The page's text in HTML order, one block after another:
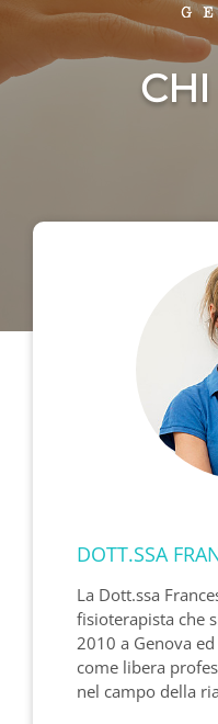
DOTT.SSA
La Dott.ssa
fisioterapista che
2010 a Genova
come libera
nel campo della